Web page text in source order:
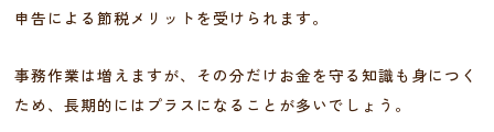
申告による節税メリットを受けられます。
事務作業は増えますが、その分だけお金を守る知識も身につく
ため、長期的にはプラスになることが多いでしょう。